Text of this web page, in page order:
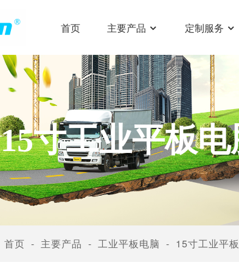
首页 主要产品 定制服务
15寸工业平板电
首页 主要产品 工业平板电脑 15寸工业平